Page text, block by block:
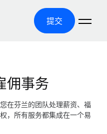
提交
佣事务
在芬兰的团队处理薪资、福
，所有服务都集成在一个易